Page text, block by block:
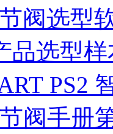
阀选型
品选型样
PS2
阀手册